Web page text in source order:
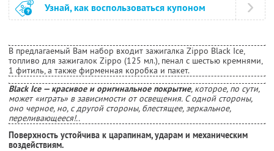
Узнай, как воспользоваться купоном
В предлагаемый Вам набор входит зажигалка Zippo Black Ice,
топливо для зажигалок Zippo (125 мл.), пенал с шестью кремнями,
1 фитиль, а также фирменная коробка и пакет.
Black Ice — красивое и оригинальное покрытие, которое, по сути,
может «играть» в зависимости от освещения. С одной стороны,
оно черное, но, с другой стороны, блестящее, зеркальное,
переливающееся!..
Поверхность устойчива к царапинам, ударам и механическим
воздействиям.